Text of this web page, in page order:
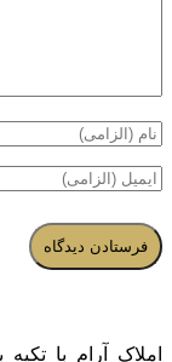
املاک آرام با